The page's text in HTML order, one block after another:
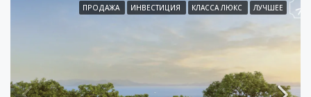
ПРОДАЖА ИНВЕСТИЦИЯ КЛАССА ЛЮКС ЛУЧШЕЕ